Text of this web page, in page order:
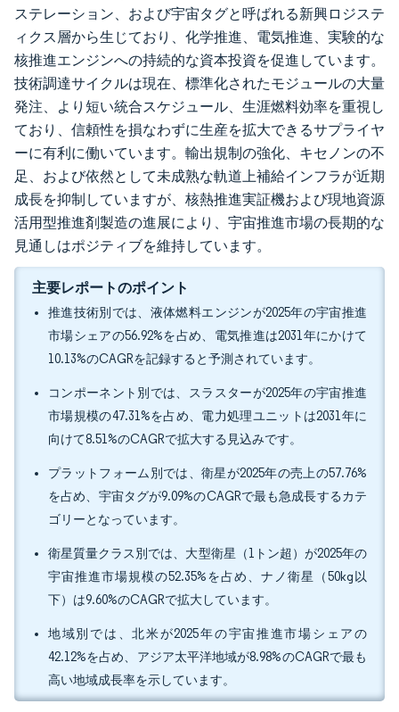
ステレーション、および宇宙タグと呼ばれる新興ロジステ
ィクス層から生じており、化学推進、電気推進、実験的な
核推進エンジンへの持続的な資本投資を促進しています。
技術調達サイクルは現在、標準化されたモジュールの大量
発注、より短い統合スケジュール、生涯燃料効率を重視し
ており、信頼性を損なわずに生産を拡大できるサプライヤ
ーに有利に働いています。輸出規制の強化、キセノンの不
足、および依然として未成熟な軌道上補給インフラが近期
成長を抑制していますが、核熱推進実証機および現地資源
活用型推進剤製造の進展により、宇宙推進市場の長期的な
見通しはポジティブを維持しています。
主要レポートのポイント
推進技術別では、液体燃料エンジンが2025年の宇宙推進
市場シェアの56.92%を占め、電気推進は2031年にかけて
10.13%のCAGRを記録すると予測されています。
コンポーネント別では、スラスターが2025年の宇宙推進
市場規模の47.31%を占め、電力処理ユニットは2031年に
向けて8.51%のCAGRで拡大する見込みです。
プラットフォーム別では、衛星が2025年の売上の57.76%
を占め、宇宙タグが9.09%のCAGRで最も急成長するカテ
ゴリーとなっています。
衛星質量クラス別では、大型衛星（1トン超）が2025年の
宇宙推進市場規模の52.35%を占め、ナノ衛星（50kg以
下）は9.60%のCAGRで拡大しています。
地域別では、北米が2025年の宇宙推進市場シェアの
42.12%を占め、アジア太平洋地域が8.98%のCAGRで最も
高い地域成長率を示しています。